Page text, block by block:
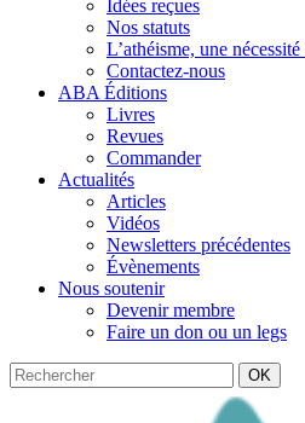
Idées reçues
Nos statuts
L’athéisme, une nécessité
Contactez-nous
ABA Éditions
Livres
Revues
Commander
Actualités
Articles
Vidéos
Newsletters précédentes
Évènements
Nous soutenir
Devenir membre
Faire un don ou un legs
OK